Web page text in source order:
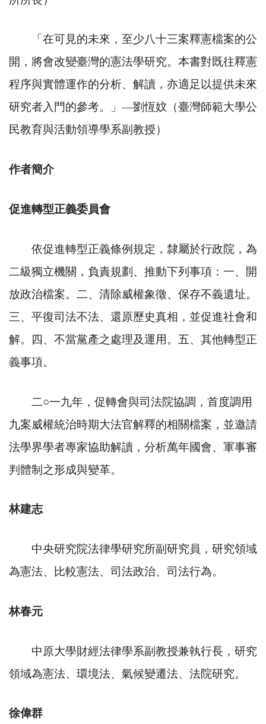
「在可見的未來，至少八十三案釋憲檔案的公
開，將會改變臺灣的憲法學研究。本書對既往釋憲
程序與實體運作的分析、解讀，亦適足以提供未來
研究者入門的參考。」—劉恆妏（臺灣師範大學公
民教育與活動領導學系副教授）
作者簡介
促進轉型正義委員會
依促進轉型正義條例規定，隸屬於行政院，為
二級獨立機關，負責規劃、推動下列事項：一、開
放政治檔案。二、清除威權象徵、保存不義遺址。
三、平復司法不法、還原歷史真相，並促進社會和
解。四、不當黨產之處理及運用。五、其他轉型正
義事項。
二○一九年，促轉會與司法院協調，首度調用
九案威權統治時期大法官解釋的相關檔案，並邀請
法學界學者專家協助解讀，分析萬年國會、軍事審
判體制之形成與變革。
林建志
中央研究院法律學研究所副研究員，研究領域
為憲法、比較憲法、司法政治、司法行為。
林春元
中原大學財經法律學系副教授兼執行長，研究
領域為憲法、環境法、氣候變遷法、法院研究。
徐偉群